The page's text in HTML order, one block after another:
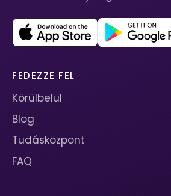
FEDEZZE FEL
Körülbelül
Blog
Tudásközpont
FAQ